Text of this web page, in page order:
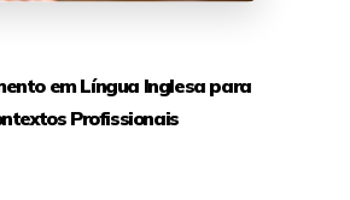
em Língua Inglesa para
Profissionais